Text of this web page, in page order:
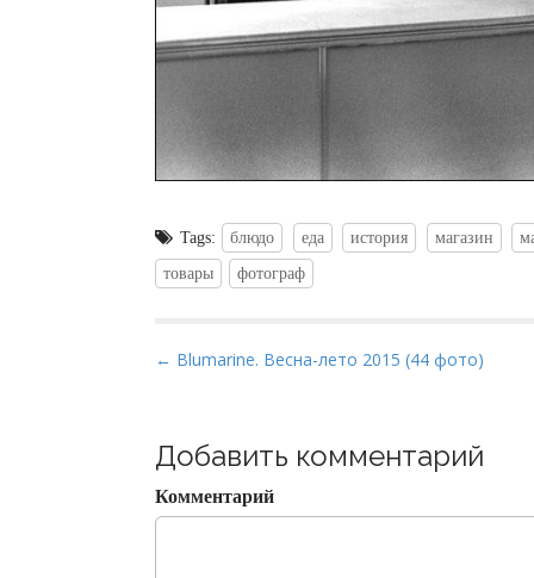
Tags: блюдо еда история магазин
товары
фотограф
P
t
n
a
← Blumarine. Весна-лето 2015 (44 фото)
Добавить комментарий
Комментарий